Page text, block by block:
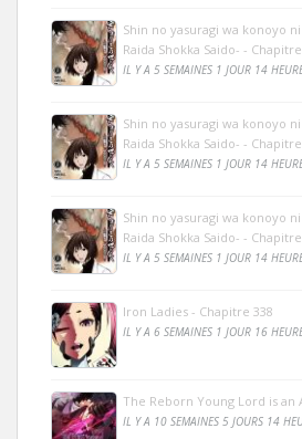
Shin no yasuragi wa konoyo
Raida Shokka Saido- - Chapitre
IL Y A 5 SEMAINES 1 JOUR 14
Shin no yasuragi wa konoyo
Raida Shokka Saido- -
IL Y A 5 SEMAINES 1 JOUR 14
Shin no yasuragi wa konoyo
Raida Shokka Saido- -
IL Y A 5 SEMAINES 1 JOUR 14
Iron Ladies - Chapitre 338
IL Y A 6 SEMAINES 1 JOUR 16
The Reborn Young Lord is an
IL Y A 10 SEMAINES 5 JOURS 14